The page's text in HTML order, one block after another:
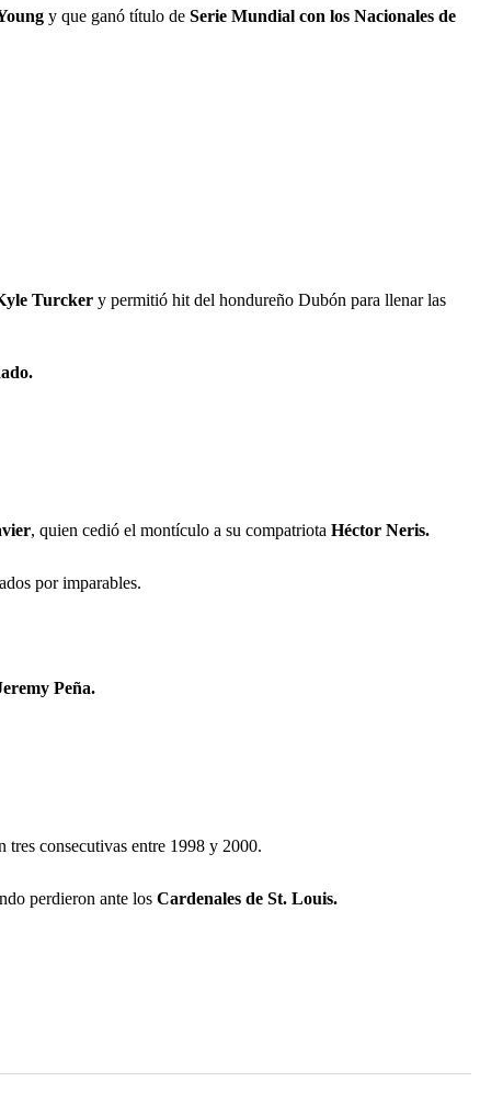
y que ganó título de Serie Mundial con los Nacionales de
Turcker y permitió hit del hondureño Dubón para llenar las
, quien cedió el montículo a su compatriota Héctor Neris.
por imparables.
Peña.
tres consecutivas entre 1998 y 2000.
perdieron ante los Cardenales de St. Louis.